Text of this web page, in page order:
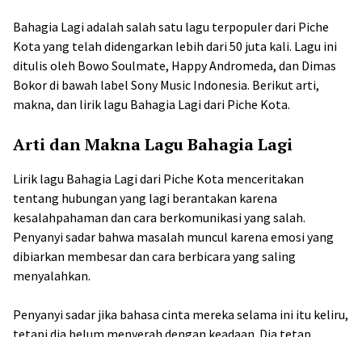
Bahagia Lagi adalah salah satu lagu terpopuler dari Piche
Kota yang telah didengarkan lebih dari 50 juta kali. Lagu ini
ditulis oleh Bowo Soulmate, Happy Andromeda, dan Dimas
Bokor di bawah label Sony Music Indonesia. Berikut arti,
makna, dan lirik lagu Bahagia Lagi dari Piche Kota.
Arti dan Makna Lagu Bahagia Lagi
Lirik lagu Bahagia Lagi dari Piche Kota menceritakan
tentang hubungan yang lagi berantakan karena
kesalahpahaman dan cara berkomunikasi yang salah.
Penyanyi sadar bahwa masalah muncul karena emosi yang
dibiarkan membesar dan cara berbicara yang saling
menyalahkan.
Penyanyi sadar jika bahasa cinta mereka selama ini itu keliru,
tetapi dia belum menyerah dengan keadaan. Dia tetap